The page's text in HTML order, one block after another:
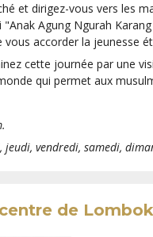
et dirigez-vous vers les
Agung Ngurah
vous accorder la jeunesse
cette journée par une
qui permet aux
vendredi, samedi,
de Lombok